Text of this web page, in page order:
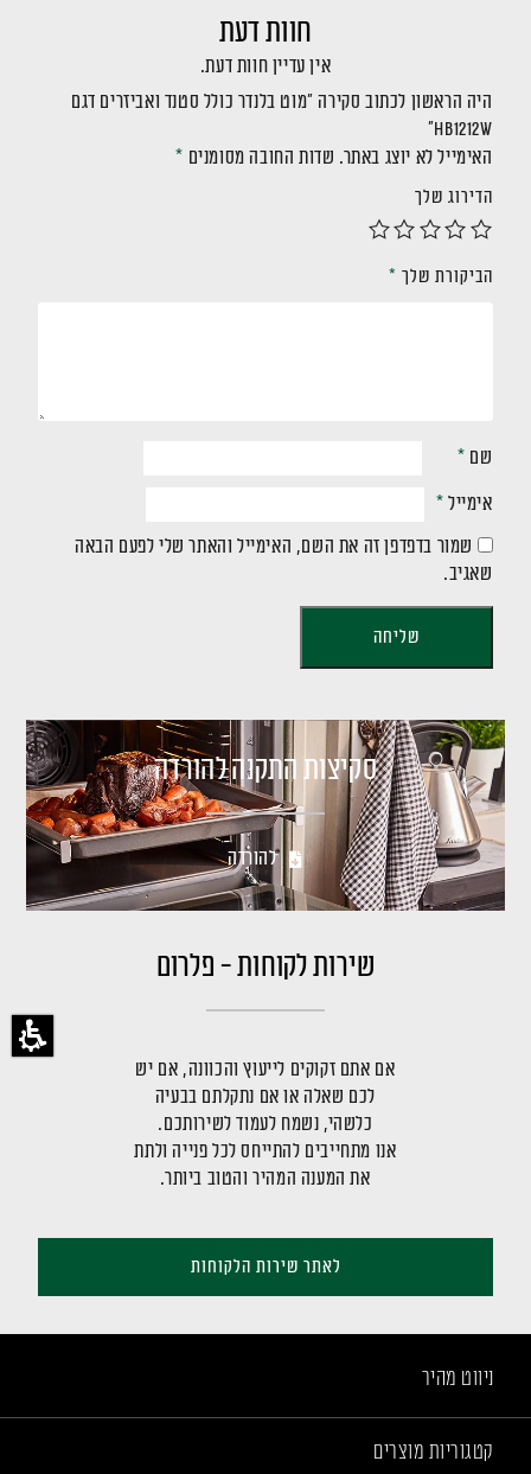
חוות דעת
אין עדיין חוות דעת.
היה הראשון לכתוב סקירה “מוט בלנדר כולל סטנד ואביזרים דגם
HB1212W”
האימייל לא יוצג באתר. שדות החובה מסומנים *
הדירוג שלך
הביקורת שלך *
שם *
אימייל *
שמור בדפדפן זה את השם, האימייל והאתר שלי לפעם הבאה
שאגיב.
סקיצות התקנה להורדה
להורדה
שירות לקוחות - פלרום
אם אתם זקוקים לייעוץ והכוונה, אם יש
לכם שאלה או אם נתקלתם בבעיה
כלשהי, נשמח לעמוד לשירותכם.
אנו מתחייבים להתייחס לכל פנייה ולתת
את המענה המהיר והטוב ביותר.
לאתר שירות הלקוחות
ניווט מהיר
קטגוריות מוצרים